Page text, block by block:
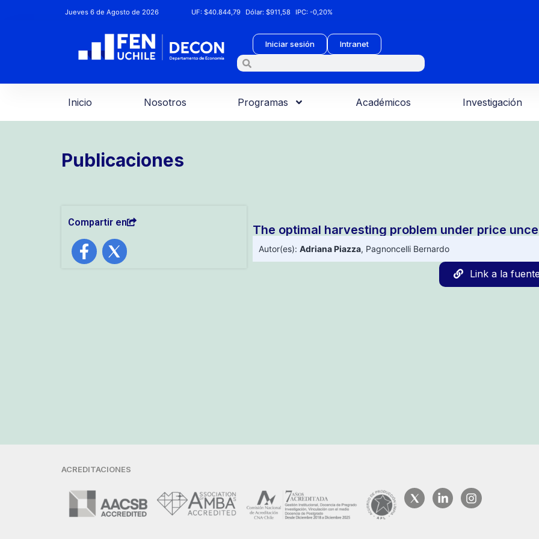
Jueves 6 de Agosto de 2026 UF:$40.844,79 Dólar:$911,58 IPC:-0,20%
Iniciar sesión Intranet
Inicio Nosotros Programas Académicos Investigación
Publicaciones
Compartir en
The optimal harvesting problem under price
Autor(es): Adriana Piazza, Pagnoncelli Bernardo
Link a la
ACREDITACIONES